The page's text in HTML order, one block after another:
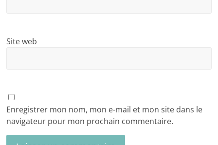
Site web
Enregistrer mon nom, mon e-mail et mon site dans le
navigateur pour mon prochain commentaire.